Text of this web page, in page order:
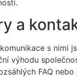
a
s nimi
výhodu
FAQ